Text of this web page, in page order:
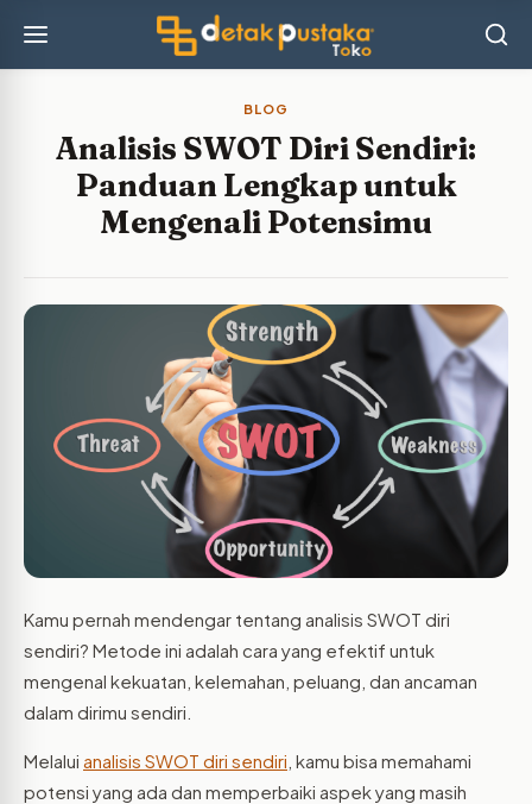
BLOG
Analisis SWOT Diri Sendiri:
Panduan Lengkap untuk
Mengenali Potensimu
Kamu pernah mendengar tentang analisis SWOT diri
sendiri? Metode ini adalah cara yang efektif untuk
mengenal kekuatan, kelemahan, peluang, dan ancaman
dalam dirimu sendiri.
Melalui analisis SWOT diri sendiri , kamu bisa memahami
potensi yang ada dan memperbaiki aspek yang masih